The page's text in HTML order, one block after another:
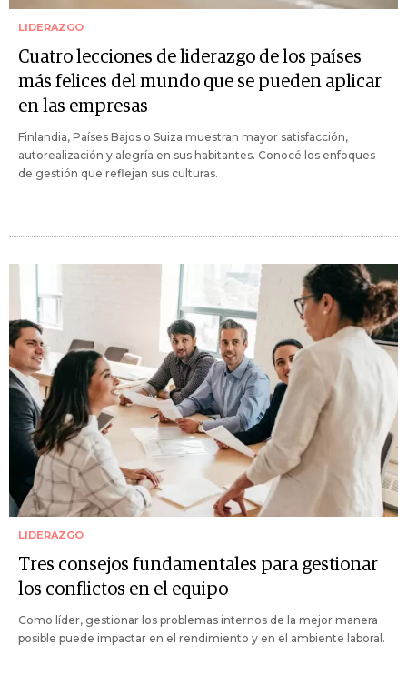
LIDERAZGO
Cuatro lecciones de liderazgo de los países
más felices del mundo que se pueden aplicar
en las empresas
Finlandia, Países Bajos o Suiza muestran mayor satisfacción,
autorealización y alegría en sus habitantes. Conocé los enfoques
de gestión que reflejan sus culturas.
LIDERAZGO
Tres consejos fundamentales para gestionar
los conflictos en el equipo
Como líder, gestionar los problemas internos de la mejor manera
posible puede impactar en el rendimiento y en el ambiente laboral.